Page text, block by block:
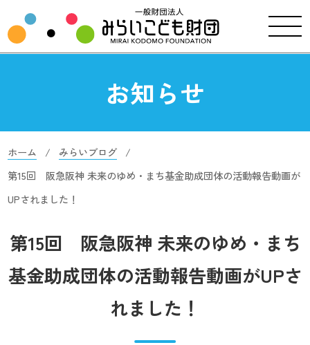
お知らせ
ホーム
みらいブログ
第15回 阪急阪神 未来のゆめ・まち基金助成団体の活動報告動画が
UPされました！
第15回 阪急阪神 未来のゆめ・まち
基金助成団体の活動報告動画がUPさ
れました！